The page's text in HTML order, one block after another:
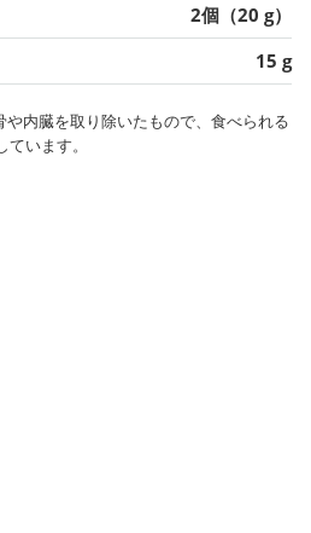
2個（20 g）
15 g
内臓を取り除いたもので、食べられる
います。